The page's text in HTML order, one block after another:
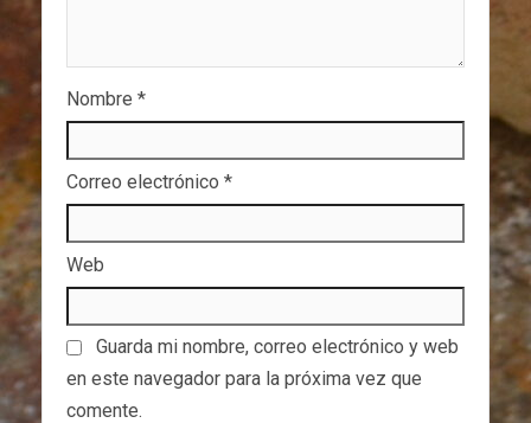
Nombre *
Correo electrónico *
Web
Guarda mi nombre, correo electrónico y web
en este navegador para la próxima vez que
comente.